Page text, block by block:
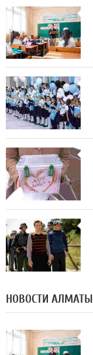
НОВОСТИ АЛМАТЫ